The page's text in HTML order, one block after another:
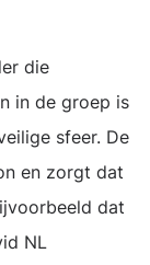
die
in de groep is
sfeer. De
en zorgt dat
dat
NL